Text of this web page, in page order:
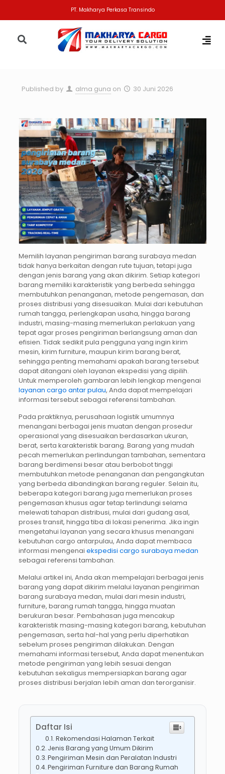
PT. Makharya Perkasa Transindo
Published by alma guna on 30 Juni 2026
Memilih layanan pengiriman barang surabaya medan
tidak hanya berkaitan dengan rute tujuan, tetapi juga
dengan jenis barang yang akan dikirim. Setiap kategori
barang memiliki karakteristik yang berbeda sehingga
membutuhkan penanganan, metode pengemasan, dan
proses distribusi yang disesuaikan. Mulai dari kebutuhan
rumah tangga, perlengkapan usaha, hingga barang
industri, masing-masing memerlukan perlakuan yang
tepat agar proses pengiriman berlangsung aman dan
efisien. Tidak sedikit pula pengguna yang ingin kirim
mesin, kirim furniture, maupun kirim barang berat,
sehingga penting memahami apakah barang tersebut
dapat ditangani oleh layanan ekspedisi yang dipilih.
Untuk memperoleh gambaran lebih lengkap mengenai
layanan cargo antar pulau, Anda dapat mempelajari
informasi tersebut sebagai referensi tambahan.
Pada praktiknya, perusahaan logistik umumnya
menangani berbagai jenis muatan dengan prosedur
operasional yang disesuaikan berdasarkan ukuran,
berat, serta karakteristik barang. Barang yang mudah
pecah memerlukan perlindungan tambahan, sementara
barang berdimensi besar atau berbobot tinggi
membutuhkan metode penanganan dan pengangkutan
yang berbeda dibandingkan barang reguler. Selain itu,
beberapa kategori barang juga memerlukan proses
pengemasan khusus agar tetap terlindungi selama
melewati tahapan distribusi, mulai dari gudang asal,
proses transit, hingga tiba di lokasi penerima. Jika ingin
mengetahui layanan yang secara khusus menangani
kebutuhan cargo antarpulau, Anda dapat membaca
informasi mengenai ekspedisi cargo surabaya medan
sebagai referensi tambahan.
Melalui artikel ini, Anda akan mempelajari berbagai jenis
barang yang dapat dikirim melalui layanan pengiriman
barang surabaya medan, mulai dari mesin industri,
furniture, barang rumah tangga, hingga muatan
berukuran besar. Pembahasan juga mencakup
karakteristik masing-masing kategori barang, kebutuhan
pengemasan, serta hal-hal yang perlu diperhatikan
sebelum proses pengiriman dilakukan. Dengan
memahami informasi tersebut, Anda dapat menentukan
metode pengiriman yang lebih sesuai dengan
kebutuhan sekaligus mempersiapkan barang agar
proses distribusi berjalan lebih aman dan terorganisir.
Daftar Isi
Rekomendasi Halaman Terkait
Jenis Barang yang Umum Dikirim
Pengiriman Mesin dan Peralatan Industri
Pengiriman Furniture dan Barang Rumah